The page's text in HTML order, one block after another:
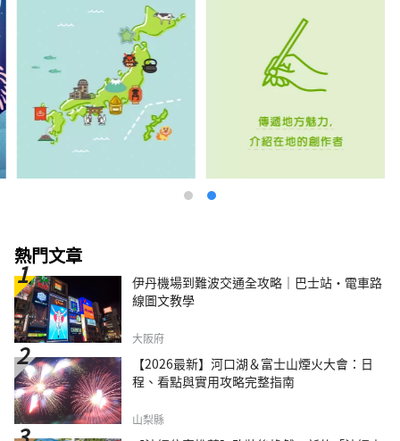
熱門文章
伊丹機場到難波交通全攻略｜巴士站・電車路
線圖文教學
大阪府
【2026最新】河口湖＆富士山煙火大會：日
程、看點與實用攻略完整指南
山梨縣